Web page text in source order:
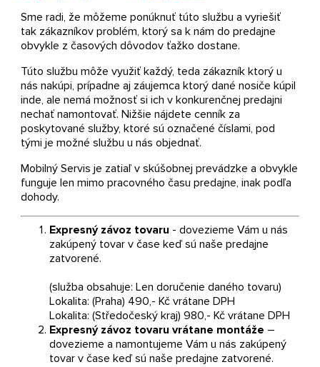
Sme radi, že môžeme ponúknuť túto službu a vyriešiť
tak zákazníkov problém, ktorý sa k nám do predajne
obvykle z časových dôvodov ťažko dostane.
Túto službu môže využiť každý, teda zákazník ktorý u
nás nakúpi, prípadne aj záujemca ktorý dané nosiče kúpil
inde, ale nemá možnosť si ich v konkurenčnej predajni
nechať namontovať. Nižšie nájdete cenník za
poskytované služby, ktoré sú označené číslami, pod
tými je možné službu u nás objednať.
Mobilný Servis je zatiaľ v skúšobnej prevádzke a obvykle
funguje len mimo pracovného času predajne, inak podľa
dohody.
Expresný závoz tovaru - dovezieme Vám u nás
zakúpený tovar v čase keď sú naše predajne
zatvorené.
(služba obsahuje: Len doručenie daného tovaru)
Lokalita: (Praha) 490,- Kč vrátane DPH
Lokalita: (Středočeský kraj) 980,- Kč vrátane DPH
Expresný závoz tovaru vrátane montáže –
dovezieme a namontujeme Vám u nás zakúpený
tovar v čase keď sú naše predajne zatvorené.